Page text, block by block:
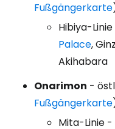
Fußgängerkarte
Hibiya-
Palace,
Akihabara
Onarimon -
Fußgängerkarte
Mita-Linie